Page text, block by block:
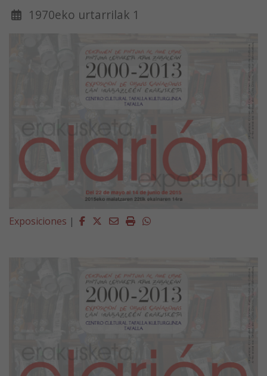
1970eko urtarrilak 1
Exposiciones | Facebook
Twitter
EmailImprimirWhatsapp